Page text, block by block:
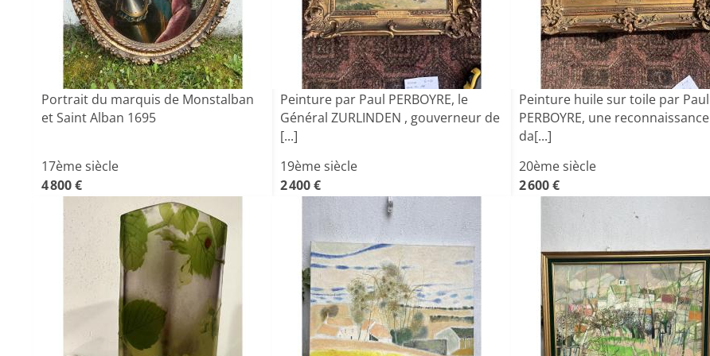
Portrait du marquis de Monstalban
et Saint Alban 1695
17ème siècle
4 800 €
Peinture par Paul PERBOYRE, le
Général ZURLINDEN , gouverneur de
[...]
19ème siècle
2 400 €
Peinture huile sur toile par Paul
PERBOYRE, une reconnaissance
da[...]
20ème siècle
2 600 €